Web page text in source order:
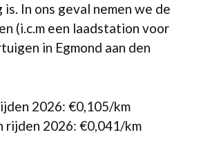
In ons geval nemen we de
(i.c.m een laadstation voor
in Egmond aan den
2026: €0,105/km
rijden 2026: €0,041/km